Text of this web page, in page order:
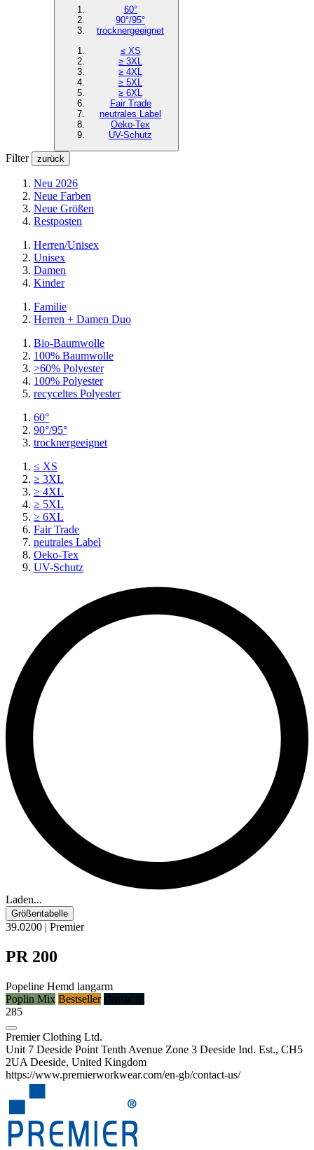
60°
90°/95°
trocknergeeignet
≤ XS
≥ 3XL
≥ 4XL
≥ 5XL
≥ 6XL
Fair Trade
neutrales Label
Oeko-Tex
UV-Schutz
Filter zurück
Neu 2026
Neue Farben
Neue Größen
Restposten
Herren/Unisex
Unisex
Damen
Kinder
Familie
Herren + Damen Duo
Bio-Baumwolle
100% Baumwolle
>60% Polyester
100% Polyester
recyceltes Polyester
60°
90°/95°
trocknergeeignet
≤ XS
≥ 3XL
≥ 4XL
≥ 5XL
≥ 6XL
Fair Trade
neutrales Label
Oeko-Tex
UV-Schutz
Laden...
Größentabelle
39.0200 | Premier
PR 200
Popeline Hemd langarm
Poplin Mix Bestseller classic fit
285
Premier Clothing Ltd.
Unit 7 Deeside Point Tenth Avenue Zone 3 Deeside Ind. Est., CH5
2UA Deeside, United Kingdom
https://www.premierworkwear.com/en-gb/contact-us/